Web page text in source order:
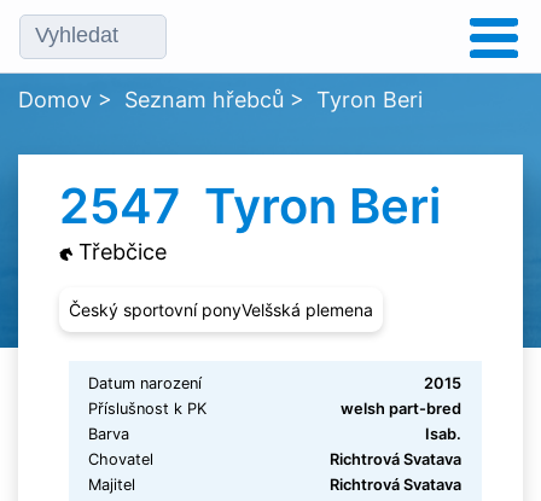
Domov > Seznam hřebců > Tyron Beri
2547 Tyron Beri
Třebčice
Český sportovní ponyVelšská plemena
Datum narození
2015
Příslušnost k PK
welsh part-bred
Barva
Isab.
Chovatel
Richtrová Svatava
Majitel
Richtrová Svatava